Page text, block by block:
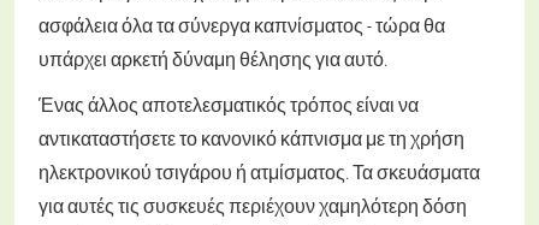
ασφάλεια όλα τα σύνεργα καπνίσματος - τώρα θα
υπάρχει αρκετή δύναμη θέλησης για αυτό.
Ένας άλλος αποτελεσματικός τρόπος είναι να
αντικαταστήσετε το κανονικό κάπνισμα με τη χρήση
ηλεκτρονικού τσιγάρου ή ατμίσματος. Τα σκευάσματα
για αυτές τις συσκευές περιέχουν χαμηλότερη δόση